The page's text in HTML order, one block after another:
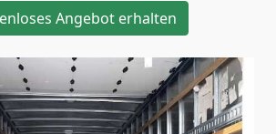
Angebot erhalten